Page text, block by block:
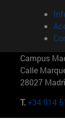
Campus
Calle
28027
T.+34 914